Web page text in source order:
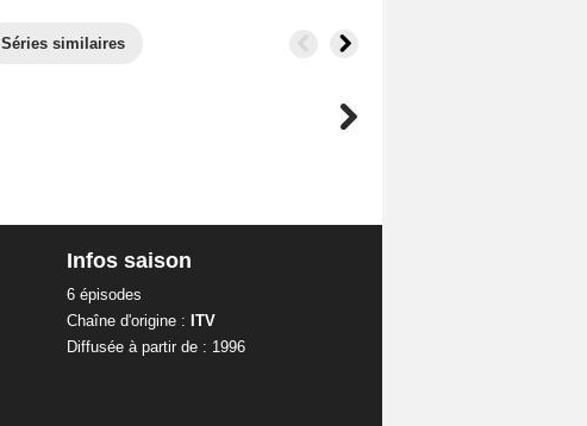
Séries similaires
Infos saison
6 épisodes
Chaîne d'origine : ITV
Diffusée à partir de : 1996